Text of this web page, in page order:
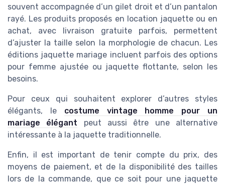
souvent accompagnée d’un gilet droit et d’un pantalon
rayé. Les produits proposés en location jaquette ou en
achat, avec livraison gratuite parfois, permettent
d’ajuster la taille selon la morphologie de chacun. Les
éditions jaquette mariage incluent parfois des options
pour femme ajustée ou jaquette flottante, selon les
besoins.
Pour ceux qui souhaitent explorer d’autres styles
élégants, le costume vintage homme pour un
mariage élégant peut aussi être une alternative
intéressante à la jaquette traditionnelle.
Enfin, il est important de tenir compte du prix, des
moyens de paiement, et de la disponibilité des tailles
lors de la commande, que ce soit pour une jaquette